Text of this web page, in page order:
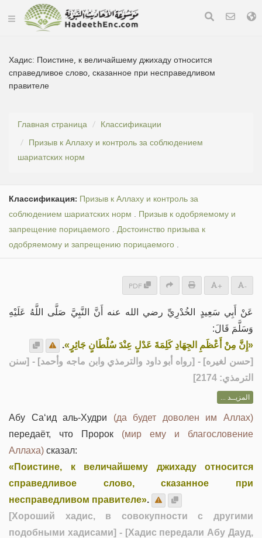
Хадис: Поистине, к величайшему джихаду относится
справедливое слово, сказанное при несправедливом
правителе
Главная страница
Классификации
Призыв к Аллаху и контроль за соблюдением
шариатских норм
Классификация: Призыв к Аллаху и контроль за
соблюдением шариатских норм . Призыв к одобряемому и
запрещение порицаемого . Достоинство призыва к
одобряемому и запрещению порицаемого .
PDF + -
عَنْ أَبِي سَعِيدٍ الخُدْرِيِّ رضي الله عنه أَنَّ النَّبِيَّ صَلَّى اللَّهُ عَلَيْهِ
وَسَلَّمَ قَالَ:
«إِنَّ مِنْ أَعْظَمِ الجِهَادِ كَلِمَةَ عَدْلٍ عِنْدَ سُلْطَانٍ جَائِرٍ».
[حسن لغيره] - [رواه أبو داود والترمذي وابن ماجه وأحمد] - [سنن
الترمذي: 2174]
المزيــد ...
Абу Са‘ид аль-Худри (да будет доволен им Аллах)
передаёт, что Пророк (мир ему и благословение
Аллаха) сказал:
«Поистине, к величайшему джихаду относится
справедливое слово, сказанное при
несправедливом правителе».
[Хороший хадис, в совокупности с другими
подобными хадисами] - [Хадис передали Абу Дауд,